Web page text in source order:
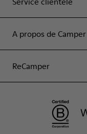
A propos de Camper
ReCamper